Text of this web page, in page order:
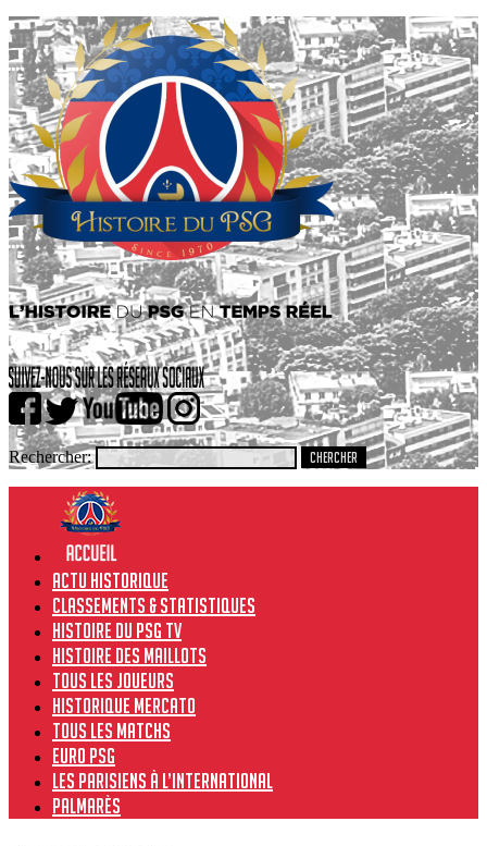
Rechercher:
Actu historique
Classements & Statistiques
Histoire du PSG TV
Histoire des maillots
Tous les joueurs
Historique Mercato
Tous les matchs
Euro PSG
Les Parisiens à l’international
Palmarès